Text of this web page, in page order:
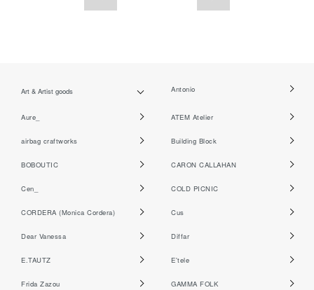
Art & Artist goods Antonio
Aure_ ATEM Atelier
airbag craftworks Building Block
BOBOUTIC CARON CALLAHAN
Cen_ COLD PICNIC
CORDERA (Monica Cordera) Cus
Dear Vanessa Diffar
E.TAUTZ E'tele
Frida Zazou GAMMA FOLK